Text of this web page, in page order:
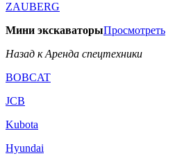
ZAUBERG
Мини экскаваторыПросмотреть
Назад к Аренда спецтехники
BOBCAT
JCB
Kubota
Hyundai